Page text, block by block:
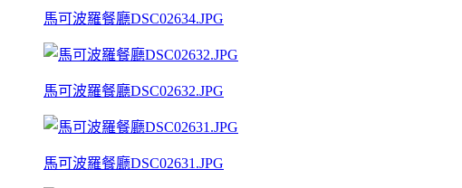
馬可波羅餐廳DSC02634.JPG
馬可波羅餐廳DSC02632.JPG
馬可波羅餐廳DSC02631.JPG